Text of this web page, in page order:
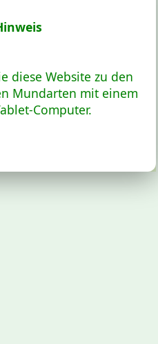
diese Website zu den
Mundarten mit einem
Computer.